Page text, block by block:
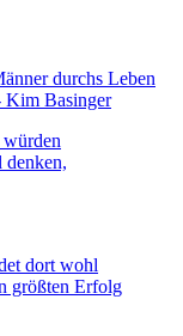
würden
denken,